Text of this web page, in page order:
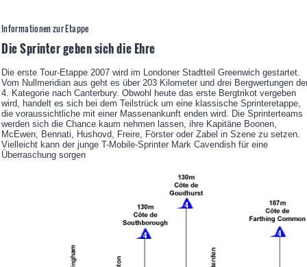
Informationen zur Etappe
Die Sprinter geben sich die Ehre
Die erste Tour-Etappe 2007 wird im Londoner Stadtteil Greenwich gestartet.
Vom Nullmeridian aus geht es über 203 Kilometer und drei Bergwertungen
4. Kategorie nach Canterbury. Obwohl heute das erste Bergtrikot vergeben
wird, handelt es sich bei dem Teilstrück um eine klassische Sprinteretappe,
die voraussichtliche mit einer Massenankunft enden wird. Die Sprinterteams
werden sich die Chance kaum nehmen lassen, ihre Kapitäne Boonen,
McEwen, Bennati, Hushovd, Freire, Förster oder Zabel in Szene zu setzen.
Vielleicht kann der junge T-Mobile-Sprinter Mark Cavendish für eine
Überraschung sorgen